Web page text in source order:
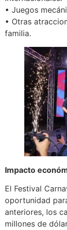
• Juegos
• Otras
familia.
Impacto
El Festival
oportunidad
anteriores, los
millones de